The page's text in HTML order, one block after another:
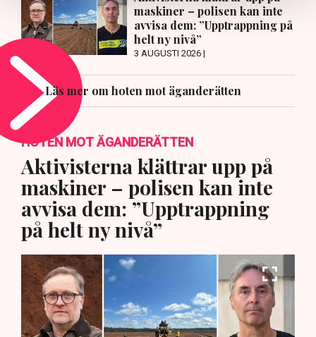
maskiner – polisen kan inte
avvisa dem: ”Upptrappning på
helt ny nivå”
3 AUGUSTI 2026 |
Läs mer om hoten mot äganderätten
HOTEN MOT ÄGANDERÄTTEN
Aktivisterna klättrar upp på
maskiner – polisen kan inte
avvisa dem: ”Upptrappning
på helt ny nivå”